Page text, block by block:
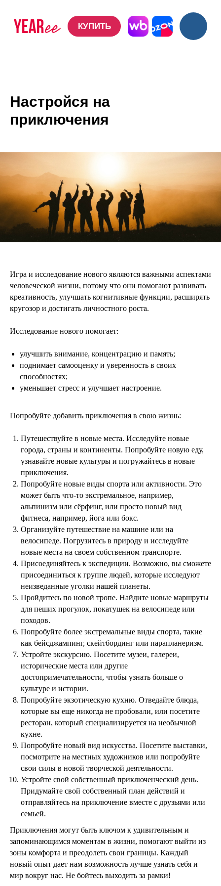
КУПИТЬ
КУПИТЬ
Настройся на
приключения
Игра и исследование нового являются важными аспектами
человеческой жизни, потому что они помогают развивать
креативность, улучшать когнитивные функции, расширять
кругозор и достигать личностного роста.
Исследование нового помогает:
улучшить внимание, концентрацию и память;
поднимает самооценку и уверенность в своих
способностях;
уменьшает стресс и улучшает настроение.
Попробуйте добавить приключения в свою жизнь:
Путешествуйте в новые места. Исследуйте новые
города, страны и континенты. Попробуйте новую еду,
узнавайте новые культуры и погружайтесь в новые
приключения.
Попробуйте новые виды спорта или активности. Это
может быть что-то экстремальное, например,
альпинизм или сёрфинг, или просто новый вид
фитнеса, например, йога или бокс.
Организуйте путешествие на машине или на
велосипеде. Погрузитесь в природу и исследуйте
новые места на своем собственном транспорте.
Присоединяйтесь к экспедиции. Возможно, вы сможете
присоединиться к группе людей, которые исследуют
неизведанные уголки нашей планеты.
Пройдитесь по новой тропе. Найдите новые маршруты
для пеших прогулок, покатушек на велосипеде или
походов.
Попробуйте более экстремальные виды спорта, такие
как бейсджампинг, скейтбординг или парапланеризм.
Устройте экскурсию. Посетите музеи, галереи,
исторические места или другие
достопримечательности, чтобы узнать больше о
культуре и истории.
Попробуйте экзотическую кухню. Отведайте блюда,
которые вы еще никогда не пробовали, или посетите
ресторан, который специализируется на необычной
кухне.
Попробуйте новый вид искусства. Посетите выставки,
посмотрите на местных художников или попробуйте
свои силы в новой творческой деятельности.
Устройте свой собственный приключенческий день.
Придумайте свой собственный план действий и
отправляйтесь на приключение вместе с друзьями или
семьей.
Приключения могут быть ключом к удивительным и
запоминающимся моментам в жизни, помогают выйти из
зоны комфорта и преодолеть свои границы. Каждый
новый опыт дает нам возможность лучше узнать себя и
мир вокруг нас. Не бойтесь выходить за рамки!